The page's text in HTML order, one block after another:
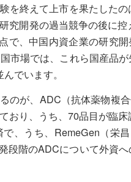
を終えて上市を果たした
究開発の過当競争の後に
で、中国内資企業の研究
市場では、これら国産品
でいます。
のが、ADC（抗体薬物複
おり、うち、70品目が臨
、うち、RemeGen（栄
段階のADCについて外資